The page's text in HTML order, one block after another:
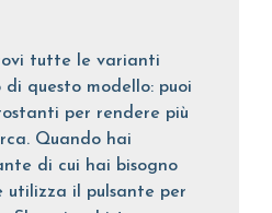
tutte le varianti
questo modello: puoi
per rendere più
Quando hai
di cui hai bisogno
il pulsante per